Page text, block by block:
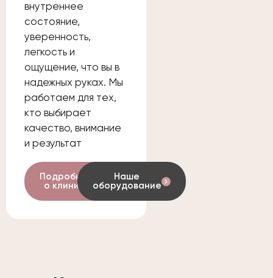
внутреннее
состояние,
уверенность,
легкость и
ощущение, что вы в
надежных руках. Мы
работаем для тех,
кто выбирает
качество, внимание
и результат
Подробнее
о клинике
Наше
оборудование